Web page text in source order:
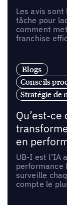
Les avis
tâche pour
comment
franchise
Blogs
Conseils
Stratégie de
Qu’est-ce
en
UB-I est l’IA
performance
surveille
compte le